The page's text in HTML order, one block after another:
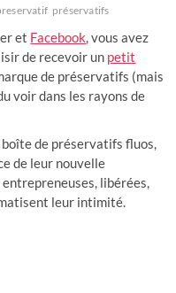
préservatifs
et Facebook, vous avez
de recevoir un petit
de préservatifs (mais
voir dans les rayons de
de préservatifs fluos,
de leur nouvelle
libérées,
leur intimité.